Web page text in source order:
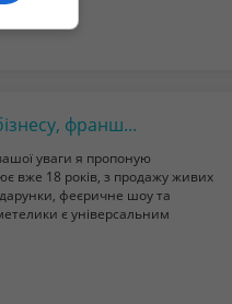
Живі метелики - продаж готового бізнесу, франшиза!
уваги я пропоную
вже 18 років, з продажу живих
феєричне шоу та
є універсальним